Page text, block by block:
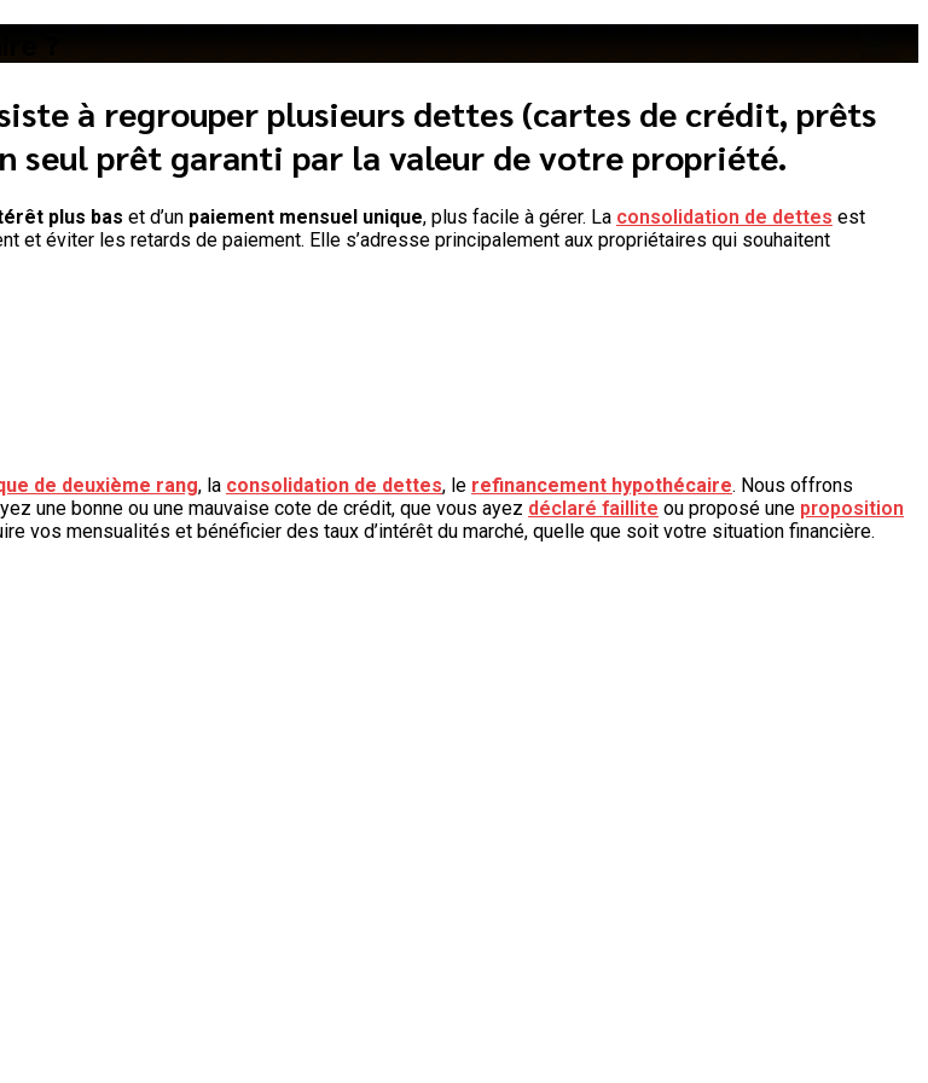
à regrouper plusieurs dettes (cartes de crédit, prêts
seul prêt garanti par la valeur de votre propriété.
plus bas et d’un paiement mensuel unique, plus facile à gérer. La consolidation de dettes est
et éviter les retards de paiement. Elle s’adresse principalement aux propriétaires qui souhaitent
de deuxième rang, la consolidation de dettes, le refinancement hypothécaire. Nous offrons
une bonne ou une mauvaise cote de crédit, que vous ayez déclaré faillite ou proposé une proposition
vos mensualités et bénéficier des taux d’intérêt du marché, quelle que soit votre situation financière.